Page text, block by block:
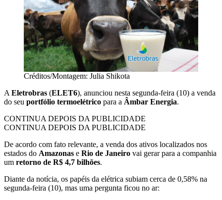
Créditos/Montagem: Julia Shikota
A Eletrobras (ELET6), anunciou nesta segunda-feira (10) a venda
do seu portfólio termoelétrico para a Âmbar Energia.
CONTINUA DEPOIS DA PUBLICIDADE
CONTINUA DEPOIS DA PUBLICIDADE
De acordo com fato relevante, a venda dos ativos localizados nos
estados do Amazonas e Rio de Janeiro vai gerar para a companhia
um retorno de R$ 4,7 bilhões.
Diante da notícia, os papéis da elétrica subiam cerca de 0,58% na
segunda-feira (10), mas uma pergunta ficou no ar: